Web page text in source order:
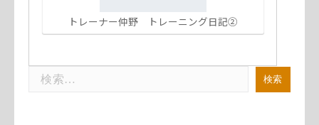
トレーナー仲野 トレーニング日記②